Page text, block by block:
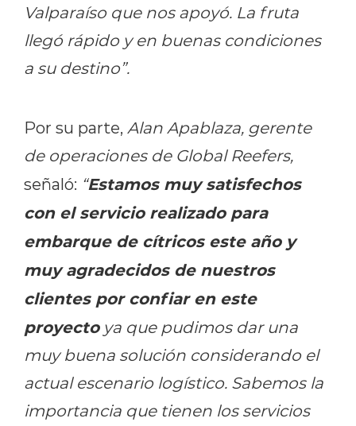
Valparaíso que nos apoyó. La fruta
llegó rápido y en buenas condiciones
a su destino”.
Por su parte, Alan Apablaza, gerente
de operaciones de Global Reefers,
señaló: “Estamos muy satisfechos
con el servicio realizado para
embarque de cítricos este año y
muy agradecidos de nuestros
clientes por confiar en este
proyectoya que pudimos dar una
muy buena solución considerando el
actual escenario logístico. Sabemos la
importancia que tienen los servicios